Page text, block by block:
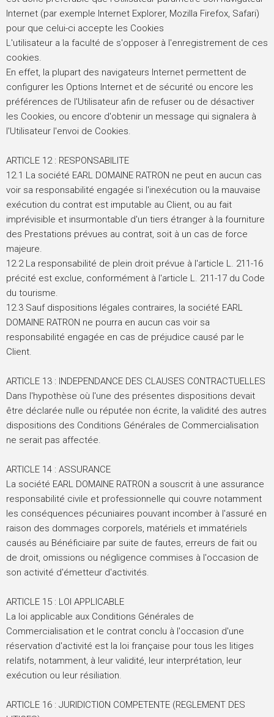
Internet (par exemple Internet Explorer, Mozilla Firefox, Safari)
pour que celui-ci accepte les Cookies
L'utilisateur a la faculté de s'opposer à l'enregistrement de ces
cookies.
En effet, la plupart des navigateurs Internet permettent de
configurer les Options Internet et de sécurité ou encore les
préférences de l'Utilisateur afin de refuser ou de désactiver
les Cookies, ou encore d'obtenir un message qui signalera à
l'Utilisateur l'envoi de Cookies.
ARTICLE 12 : RESPONSABILITE
12.1 La société EARL DOMAINE RATRON ne peut en aucun cas
voir sa responsabilité engagée si l'inexécution ou la mauvaise
exécution du contrat est imputable au Client, ou au fait
imprévisible et insurmontable d'un tiers étranger à la fourniture
des Prestations prévues au contrat, soit à un cas de force
majeure.
12.2 La responsabilité de plein droit prévue à l'article L. 211-16
précité est exclue, conformément à l'article L. 211-17 du Code
du tourisme.
12.3 Sauf dispositions légales contraires, la société EARL
DOMAINE RATRON ne pourra en aucun cas voir sa
responsabilité engagée en cas de préjudice causé par le
Client.
ARTICLE 13 : INDEPENDANCE DES CLAUSES CONTRACTUELLES
Dans l'hypothèse où l'une des présentes dispositions devait
être déclarée nulle ou réputée non écrite, la validité des autres
dispositions des Conditions Générales de Commercialisation
ne serait pas affectée.
ARTICLE 14 : ASSURANCE
La société EARL DOMAINE RATRON a souscrit à une assurance
responsabilité civile et professionnelle qui couvre notamment
les conséquences pécuniaires pouvant incomber à l'assuré en
raison des dommages corporels, matériels et immatériels
causés au Bénéficiaire par suite de fautes, erreurs de fait ou
de droit, omissions ou négligence commises à l'occasion de
son activité d'émetteur d'activités.
ARTICLE 15 : LOI APPLICABLE
La loi applicable aux Conditions Générales de
Commercialisation et le contrat conclu à l'occasion d'une
réservation d'activité est la loi française pour tous les litiges
relatifs, notamment, à leur validité, leur interprétation, leur
exécution ou leur résiliation.
ARTICLE 16 : JURIDICTION COMPETENTE (REGLEMENT DES